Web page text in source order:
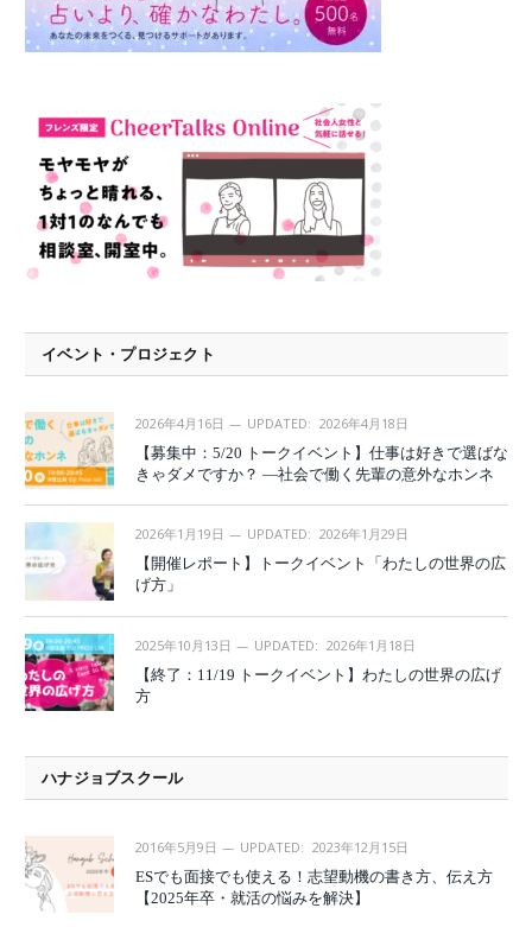
イベント・プロジェクト
2026年4月16日 UPDATED: 2026年4月18日
【募集中：5/20 トークイベント】仕事は好きで選ばな
きゃダメですか？ —社会で働く先輩の意外なホンネ
2026年1月19日 UPDATED: 2026年1月29日
【開催レポート】トークイベント「わたしの世界の広
げ方」
2025年10月13日 UPDATED: 2026年1月18日
【終了：11/19 トークイベント】わたしの世界の広げ
方
ハナジョブスクール
2016年5月9日 UPDATED: 2023年12月15日
ESでも面接でも使える！志望動機の書き方、伝え方
【2025年卒・就活の悩みを解決】